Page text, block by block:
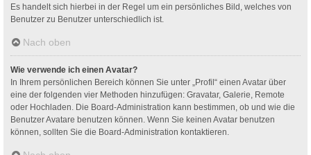
Es handelt sich hierbei in der Regel um ein persönliches Bild, welches von
Benutzer zu Benutzer unterschiedlich ist.
Nach oben
Wie verwende ich einen Avatar?
In Ihrem persönlichen Bereich können Sie unter „Profil“ einen Avatar über
eine der folgenden vier Methoden hinzufügen: Gravatar, Galerie, Remote
oder Hochladen. Die Board-Administration kann bestimmen, ob und wie die
Benutzer Avatare benutzen können. Wenn Sie keinen Avatar benutzen
können, sollten Sie die Board-Administration kontaktieren.